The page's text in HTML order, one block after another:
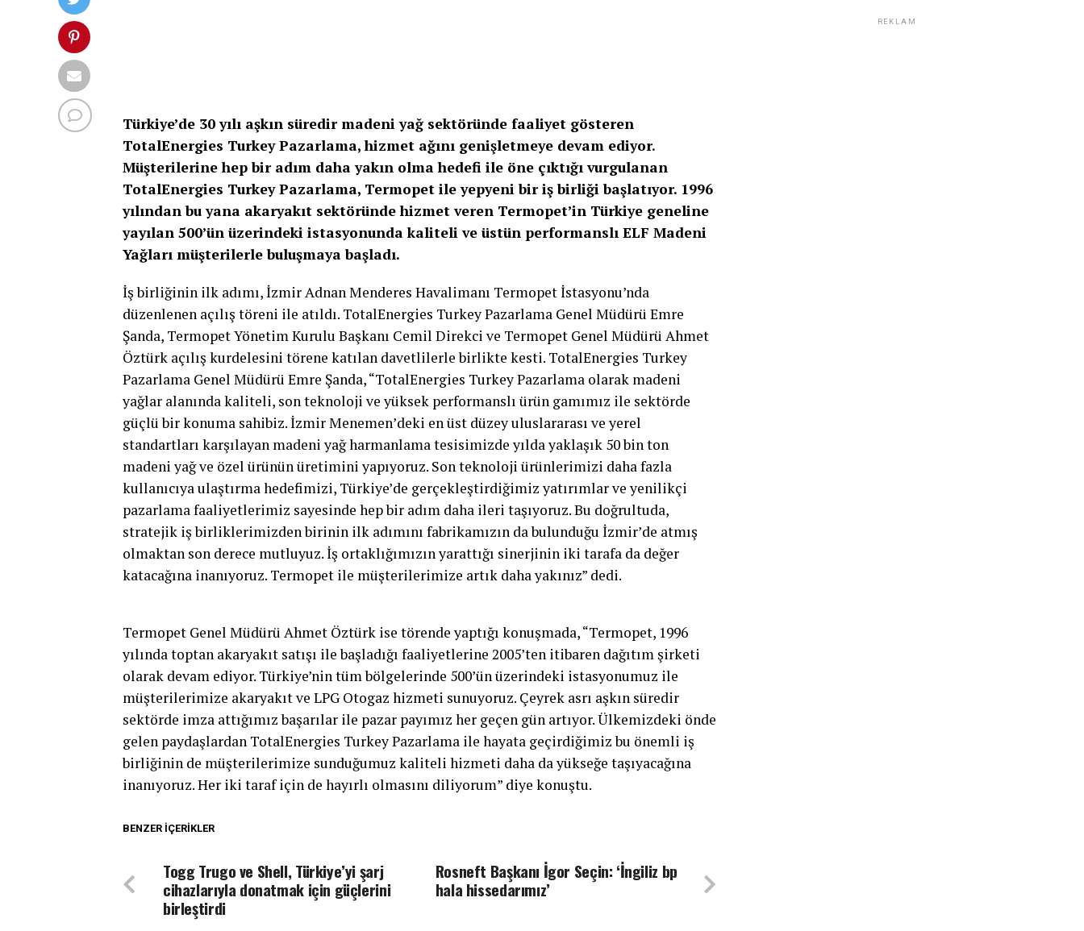
Türkiye’de 30 yılı aşkın süredir madeni yağ sektöründe faaliyet gösteren
TotalEnergies Turkey Pazarlama, hizmet ağını genişletmeye devam ediyor.
Müşterilerine hep bir adım daha yakın olma hedefi ile öne çıktığı vurgulanan
TotalEnergies Turkey Pazarlama, Termopet ile yepyeni bir iş birliği başlatıyor. 1996
yılından bu yana akaryakıt sektöründe hizmet veren Termopet’in Türkiye geneline
yayılan 500’ün üzerindeki istasyonunda kaliteli ve üstün performanslı ELF Madeni
Yağları müşterilerle buluşmaya başladı.
İş birliğinin ilk adımı, İzmir Adnan Menderes Havalimanı Termopet İstasyonu’nda
düzenlenen açılış töreni ile atıldı. TotalEnergies Turkey Pazarlama Genel Müdürü Emre
Şanda, Termopet Yönetim Kurulu Başkanı Cemil Direkci ve Termopet Genel Müdürü Ahmet
Öztürk açılış kurdelesini törene katılan davetlilerle birlikte kesti. TotalEnergies Turkey
Pazarlama Genel Müdürü Emre Şanda, “TotalEnergies Turkey Pazarlama olarak madeni
yağlar alanında kaliteli, son teknoloji ve yüksek performanslı ürün gamımız ile sektörde
güçlü bir konuma sahibiz. İzmir Menemen’deki en üst düzey uluslararası ve yerel
standartları karşılayan madeni yağ harmanlama tesisimizde yılda yaklaşık 50 bin ton
madeni yağ ve özel ürünün üretimini yapıyoruz. Son teknoloji ürünlerimizi daha fazla
kullanıcıya ulaştırma hedefimizi, Türkiye’de gerçekleştirdiğimiz yatırımlar ve yenilikçi
pazarlama faaliyetlerimiz sayesinde hep bir adım daha ileri taşıyoruz. Bu doğrultuda,
stratejik iş birliklerimizden birinin ilk adımını fabrikamızın da bulunduğu İzmir’de atmış
olmaktan son derece mutluyuz. İş ortaklığımızın yarattığı sinerjinin iki tarafa da değer
katacağına inanıyoruz. Termopet ile müşterilerimize artık daha yakınız” dedi.
Termopet Genel Müdürü Ahmet Öztürk ise törende yaptığı konuşmada, “Termopet, 1996
yılında toptan akaryakıt satışı ile başladığı faaliyetlerine 2005’ten itibaren dağıtım şirketi
olarak devam ediyor. Türkiye’nin tüm bölgelerinde 500’ün üzerindeki istasyonumuz ile
müşterilerimize akaryakıt ve LPG Otogaz hizmeti sunuyoruz. Çeyrek asrı aşkın süredir
sektörde imza attığımız başarılar ile pazar payımız her geçen gün artıyor. Ülkemizdeki önde
gelen paydaşlardan TotalEnergies Turkey Pazarlama ile hayata geçirdiğimiz bu önemli iş
birliğinin de müşterilerimize sunduğumuz kaliteli hizmeti daha da yükseğe taşıyacağına
inanıyoruz. Her iki taraf için de hayırlı olmasını diliyorum” diye konuştu.
Tags:26
BENZER İÇERIKLER
Rosneft Başkanı İgor Seçin: ‘İngiliz bp
hala hissedarımız’
Togg Trugo ve Shell, Türkiye’yi şarj
cihazlarıyla donatmak için güçlerini
birleştirdi
REKLAM